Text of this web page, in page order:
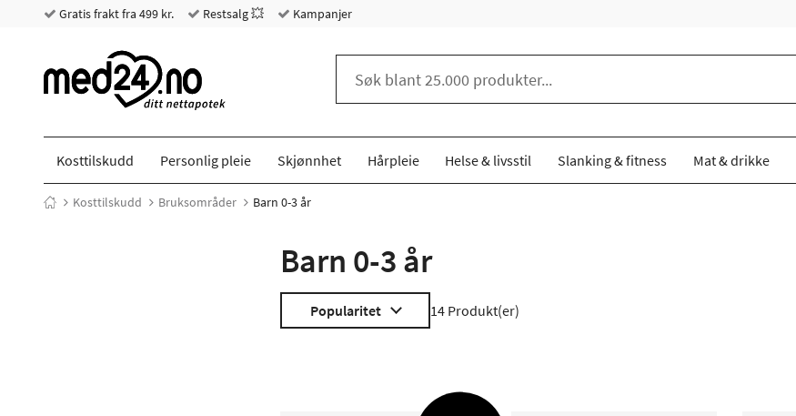
Gratis frakt fra 499 kr. Restsalg 💥 Kampanjer
Kosttilskudd Personlig pleie Skjønnhet Hårpleie Helse & livsstil Slanking & fitness Mat & drikke
Kosttilskudd Bruksområder Barn 0-3 år
Barn 0-3 år
Popularitet 14 Produkt(er)